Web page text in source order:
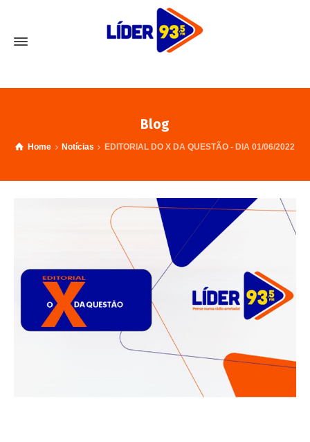
Blog
Home Notícias EDITORIAL DO X DA QUESTÃO - DIA 01/06/2022